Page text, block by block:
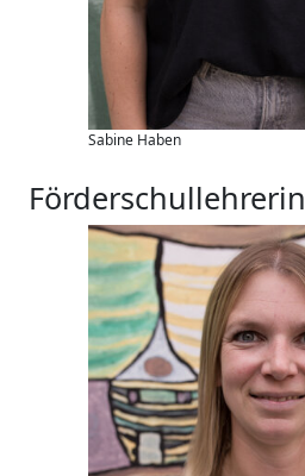
Sabine Haben
Förderschullehrerin